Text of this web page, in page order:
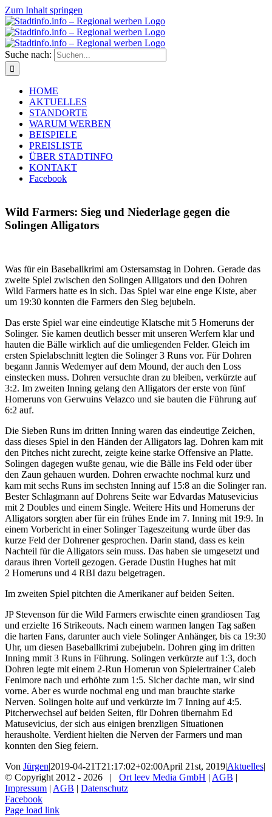
Zum Inhalt springen
Suche nach:
HOME
AKTUELLES
STANDORTE
WARUM WERBEN
BEISPIELE
PREISLISTE
ÜBER STADTINFO
KONTAKT
Facebook
Wild Farmers: Sieg und Niederlage gegen die
Solingen Alligators
Was für ein Baseballkrimi am Ostersamstag in Dohren. Gerade das
zweite Spiel zwischen den Solingen Alligators und den Dohren
Wild Farmers hatte es in sich. Das Spiel war eine enge Kiste, aber
um 19:30 konnten die Farmers den Sieg bejubeln.
Das erste Spiel war eine eindeutige Klatsche mit 5 Homeruns der
Solinger. Sie kamen deutlich besser mit unseren Werfern klar und
hauten die Bälle wirklich auf die umliegenden Felder. Gleich im
ersten Spielabschnitt legten die Solinger 3 Runs vor. Für Dohren
begann Jannis Wedemyer auf dem Mound, der auch den Loss
einstecken muss. Dohren versuchte dran zu bleiben, verkürzte auf
3:2. Im zweiten Inning gelang den Alligators der erste von fünf
Homeruns von Gerwuins Velazco und sie bauten die Führung auf
6:2 auf.
Die Sieben Runs im dritten Inning waren das eindeutige Zeichen,
dass dieses Spiel in den Händen der Alligators lag. Dohren kam mit
den Pitches nicht zurecht, zeigte keine starke Offensive an Platte.
Solingen dagegen wußte genau, wie die Bälle ins Feld oder über
den Zaun gehauen wurden. Dohren erwachte nochmal kurz und
kam mit sechs Runs im sechsten Inning auf 15:8 an die Solinger ran.
Bester Schlagmann auf Dohrens Seite war Edvardas Matusevicius
mit 2 Doubles und einem Single. Weitere Hits und Homeruns der
Alligators sorgten aber für ein frühes Ende im 7. Inning mit 19:9. In
einem Vorbericht in einer Solinger Tageszeitung wurde über das
kurze Feld der Dohrener gesprochen. Darin stand, dass es kein
Nachteil für die Alligators sein muss. Das haben sie umgesetzt und
daraus ihren Vorteil gezogen. Gerade Dustin Hughes hat mit
2 Homeruns und 4 RBI dazu beigetragen.
Im zweiten Spiel pitchten die Amerikaner auf beiden Seiten.
JP Stevenson für die Wild Farmers erwischte einen grandiosen Tag
und erzielte 16 Strikeouts. Nach einem warmen langen Tag saßen
die harten Fans, darunter auch viele Solinger Anhänger, bis ca 19:30
Uhr, um diesen Baseballkrimi zubejubeln. Dohren ging im dritten
Inning mmit 3 Runs in Führung. Solingen verkürzte auf 1:3, doch
Dohren legte mit einem 2-Run Homerun von Spielertrainer Caleb
Fenimore nach und erhöhte zum 1:5. Sicher dachte man, wir sind
vorne. Aber es wurde nochmal eng und man brauchte starke
Nerven. Solingen holte auf und verkürzte im 7 Inning auf 4:5.
Pitcherwechsel auf beiden Seiten, für Dohren übernahm Ed
Matusevicius, der sich aus einigen brenzligen Situationen
herausholte. Verdient hielten die Nerven der Farmers und man
konnten den Sieg feiern.
Von Jürgen|2019-04-21T21:17:02+02:00April 21st, 2019|Aktuelles|
© Copyright 2012 - 2026 | Ort leev Media GmbH | AGB |
Impressum | AGB | Datenschutz
Facebook
Page load link